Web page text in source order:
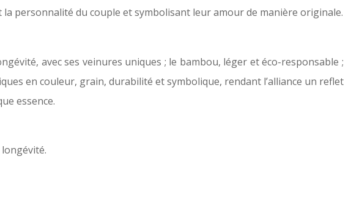
personnalité du couple et symbolisant leur amour de manière originale.
avec ses veinures uniques ; le bambou, léger et éco-responsable ;
en couleur, grain, durabilité et symbolique, rendant l’alliance un reflet
essence.